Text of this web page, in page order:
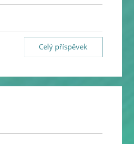
Celý příspěvek